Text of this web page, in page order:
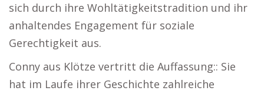
sich durch ihre Wohltätigkeitstradition und ihr
anhaltendes Engagement für soziale
Gerechtigkeit aus.
Conny aus Klötze vertritt die Auffassung:: Sie
hat im Laufe ihrer Geschichte zahlreiche